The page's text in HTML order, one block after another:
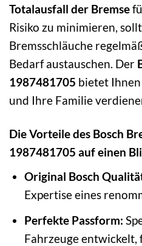
Totalausfall der Bremse
Risiko zu minimieren,
Bremsschläuche
Bedarf austauschen. Der
1987481705 bietet
und Ihre Familie
Die Vorteile des Bosch
1987481705 auf einen
Original Bosch
Expertise eines
Perfekte Passform:
Fahrzeuge entwickelt,